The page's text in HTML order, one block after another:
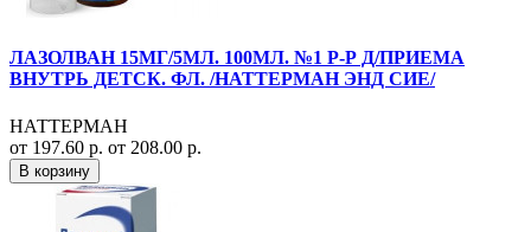
ЛАЗОЛВАН 15МГ/5МЛ. 100МЛ. №1 Р-Р Д/ПРИЕМА
ВНУТРЬ ДЕТСК. ФЛ. /НАТТЕРМАН ЭНД СИЕ/
НАТТЕРМАН
от 197.60 р. от 208.00 р.
В корзину